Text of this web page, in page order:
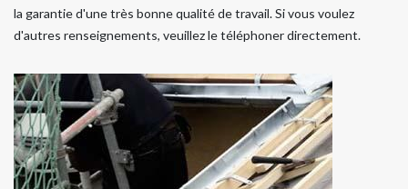
la garantie d'une très bonne qualité de travail. Si vous voulez
d'autres renseignements, veuillez le téléphoner directement.